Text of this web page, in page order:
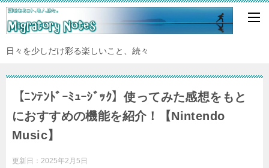
日々を少しだけ彩る楽しいこと、続々
【ﾆﾝﾃﾝﾄﾞｰﾐｭｰｼﾞｯｸ】使ってみた感想をもと
におすすめの機能を紹介！【Nintendo
Music】
更新日： 2025年2月5日